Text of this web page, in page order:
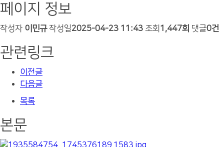
페이지 정보
작성자 이민규 작성일2025-04-23 11:43 조회 1,447회 댓글0건
관련링크
이전글
다음글
목록
본문